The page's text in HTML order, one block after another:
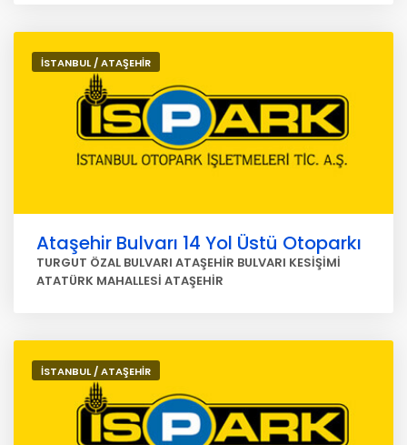
İSTANBUL / ATAŞEHİR
Ataşehir Bulvarı 14 Yol Üstü Otoparkı
TURGUT ÖZAL BULVARI ATAŞEHİR BULVARI KESİŞİMİ
ATATÜRK MAHALLESİ ATAŞEHİR
İSTANBUL / ATAŞEHİR